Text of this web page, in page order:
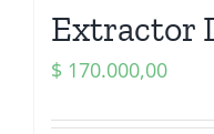
Extractor
$ 170.000,00